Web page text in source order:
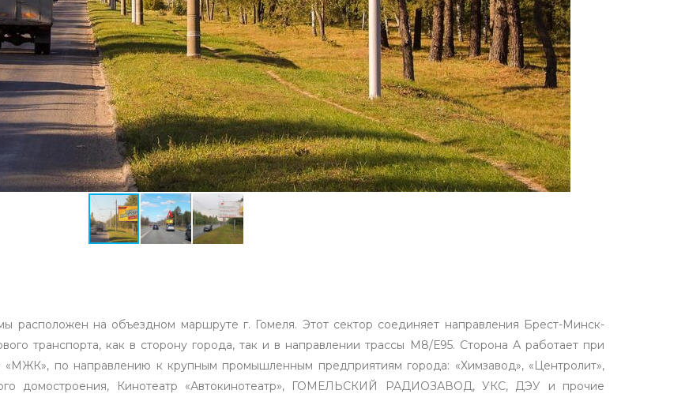
расположен на объездном маршруте г. Гомеля. Этот сектор соединяет направления Брест-Минск-
транспорта, как в сторону города, так и в направлении трассы М8/Е95. Сторона А работает при
по направлению к крупным промышленным предприятиям города: «Химзавод», «Центролит»,
домостроения, Кинотеатр «Автокинотеатр», ГОМЕЛЬСКИЙ РАДИОЗАВОД, УКС, ДЭУ и прочие